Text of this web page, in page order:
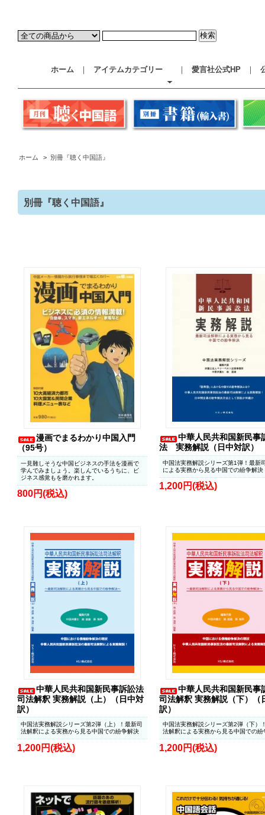
ホーム ｜ アイテムカテゴリー ｜ 愛言社公式HP ｜
ホーム > 別冊『聴く中国語』
別冊『聴く中国語』
漫画でまるわかり中国入門
（95号）
一見難しそうな中国ビジネスの手法を漫画で
学んでみましょう。楽しんでいるうちに、ビ
ジネス感覚もを磨かれます。
800円(税込)
中華人民共和国新民事
法 実務解説（日中対訳）
中国法実務解説シリーズ第1弾！最新
による実務から見る中国での紛争解決
1,200円(税込)
中華人民共和国新民事訴訟法
司法解釈 実務解説（上）（日中対
訳）
中国法実務解説シリーズ第2弾（上）！最新司
法解釈による実務から見る中国での紛争解決
1,200円(税込)
中華人民共和国新民事
司法解釈 実務解説（下）（
訳）
中国法実務解説シリーズ第2弾（下）
法解釈による実務から見る中国での紛
1,200円(税込)